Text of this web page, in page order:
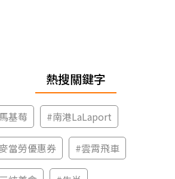
熱搜關鍵字
馬基莓 #南港LaLaport
當勞優惠券 #雲霄飛車